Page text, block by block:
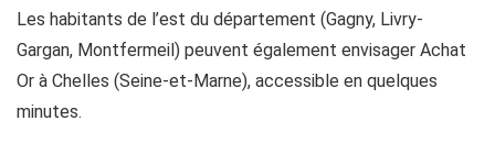
Les habitants de l’est du département (Gagny, Livry-
Gargan, Montfermeil) peuvent également envisager Achat
Or à Chelles (Seine-et-Marne), accessible en quelques
minutes.